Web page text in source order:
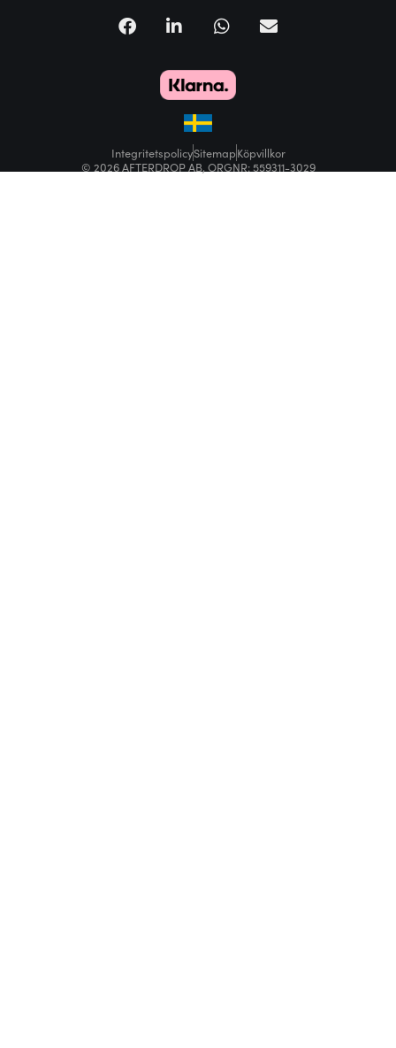
© 2026 AFTERDROP AB, ORGNR: 559311-3029
IntegritetspolicySitemapKöpvillkor